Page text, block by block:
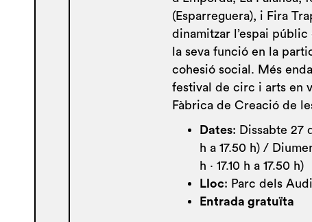
(Esparreguera), i Fira
dinamitzar l’espai
la seva funció en la
cohesió social. Més
festival de circ i arts en
Fàbrica de Creació de
Dates: Dissabte 27
h a 17.50 h) /
h · 17.10 h a 17.50 h)
Lloc: Parc dels
Entrada gratuïta